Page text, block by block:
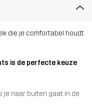
die je comfortabel houdt
is de perfecte keuze
je naar buiten gaat in de